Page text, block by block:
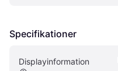
Specifikationer
Displayinformation